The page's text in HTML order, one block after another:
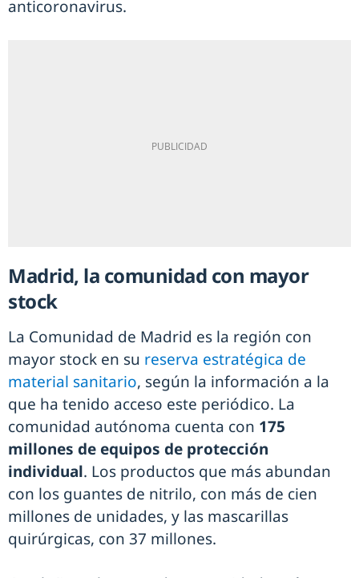
anticoronavirus.
Madrid, la comunidad con mayor
stock
La Comunidad de Madrid es la región con
mayor stock en su reserva estratégica de
material sanitario, según la información a la
que ha tenido acceso este periódico. La
comunidad autónoma cuenta con 175
millones de equipos de protección
individual. Los productos que más abundan
con los guantes de nitrilo, con más de cien
millones de unidades, y las mascarillas
quirúrgicas, con 37 millones.